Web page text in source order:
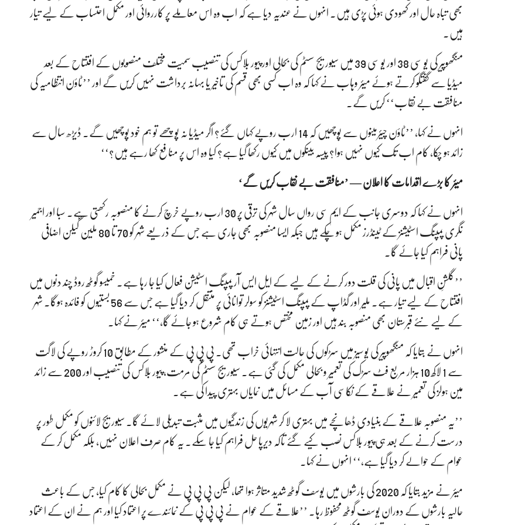
بھی تباہ حال اور کھودی ہوئی پڑی ہیں۔ انہوں نے عندیہ دیا ہے کہ اب وہ اس معاملے پر کارروائی اور مکمل احتساب کے لیے تیار
ہیں۔
منگھوپیر کی یو سی 38 اور یو سی 39 میں سیوریج سسٹم کی بحالی اور پیور بلاکس کی تنصیب سمیت مختلف منصوبوں کے افتتاح کے بعد
میڈیا سے گفتگو کرتے ہوئے میئر وہاب نے کہا کہ وہ اب کسی بھی قسم کی تاخیر یا بہانہ برداشت نہیں کریں گے اور ’’ٹاؤن انتظامیہ کی
منافقت بے نقاب‘‘ کریں گے۔
انہوں نے کہا، ’’ٹاؤن چیئرمینوں سے پوچھیں کہ 14 ارب روپے کہاں گئے؟ اگر میڈیا نہ پوچھے تو ہم خود پوچھیں گے۔ ڈیڑھ سال سے
زائد ہو چکا، کام اب تک کیوں نہیں ہوا؟ پیسہ بینکوں میں کیوں رکھا گیا ہے؟ کیا وہ اس پر منافع کھا رہے ہیں؟‘‘
میئر کا بڑے اقدامات کا اعلان — ’منافقت بے نقاب کریں گے‘
انہوں نے کہا کہ دوسری جانب کے ایم سی رواں سال شہر کی ترقی پر 30 ارب روپے خرچ کرنے کا منصوبہ رکھتی ہے۔ سبا اور اجمیر
نگری پمپنگ اسٹیشنز کے ٹینڈرز مکمل ہو چکے ہیں جبکہ ایسا منصوبہ بھی جاری ہے جس کے ذریعے شہر کو 70 تا 80 ملین گیلن اضافی
پانی فراہم کیا جائے گا۔
’’گلشنِ اقبال میں پانی کی قلت دور کرنے کے لیے کے ایل ایس آر پمپنگ اسٹیشن فعال کیا جا رہا ہے۔ خمیسو گوٹھ روڈ چند دنوں میں
افتتاح کے لیے تیار ہے۔ ملیر اور گڈاپ کے پمپنگ اسٹیشنز کو سولر توانائی پر منتقل کر دیا گیا ہے جس سے 56 بستیوں کو فائدہ ہوگا۔ شہر
کے لیے نئے قبرستان بھی منصوبہ بند ہیں اور زمین مختص ہوتے ہی کام شروع ہو جائے گا،‘‘ میئر نے کہا۔
انہوں نے بتایا کہ منگھوپیر کی یو سیز میں سڑکوں کی حالت انتہائی خراب تھی۔ پی پی پی کے منشور کے مطابق 10 کروڑ روپے کی لاگت
سے 1 لاکھ 10 ہزار مربع فٹ سڑک کی تعمیر و بحالی مکمل کی گئی ہے۔ سیوریج سسٹم کی مرمت، پیور بلاکس کی تنصیب اور 200 سے زائد
مین ہولز کی تعمیر نے علاقے کے نکاسی آب کے مسائل میں نمایاں بہتری پیدا کی ہے۔
’’یہ منصوبہ علاقے کے بنیادی ڈھانچے میں بہتری لا کر شہریوں کی زندگیوں میں مثبت تبدیلی لائے گا۔ سیوریج لائنوں کو مکمل طور پر
درست کرنے کے بعد ہی پیور بلاکس نصب کیے گئے تاکہ دیرپا حل فراہم کیا جا سکے۔ یہ کام صرف اعلان نہیں، بلکہ مکمل کر کے
عوام کے حوالے کر دیا گیا ہے،‘‘ انہوں نے کہا۔
میئر نے مزید بتایا کہ 2020 کی بارشوں میں یوسف گوٹھ شدید متاثر ہوا تھا، لیکن پی پی پی نے مکمل بحالی کا کام کیا، جس کے باعث
حالیہ بارشوں کے دوران یوسف گوٹھ محفوظ رہا۔ ’’علاقے کے عوام نے پی پی پی کے نمائندے پر اعتماد کیا اور ہم نے ان کے اعتماد